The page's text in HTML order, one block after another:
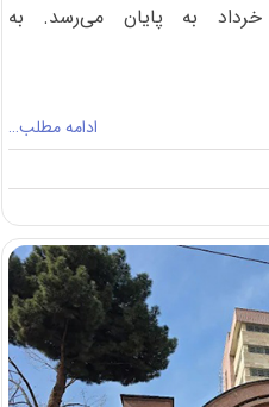
دانشگاه شهرکرد، دوشنبه ۴ خرداد به پایان می‌رسد. به
ادامه مطلب…